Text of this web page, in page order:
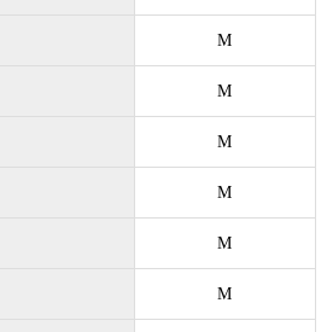
M
M
M
M
M
M